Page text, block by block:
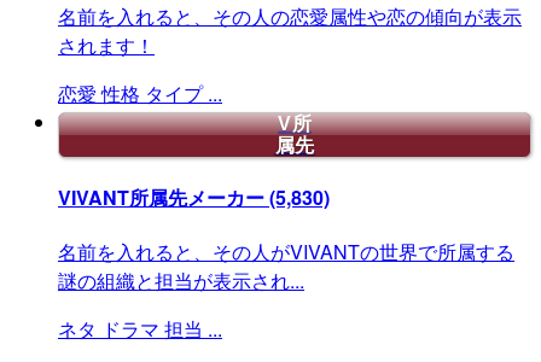
名前を入れると、その人の恋愛属性や恋の傾向が表示
されます！
恋愛 性格 タイプ ...
V所
属先
VIVANT所属先メーカー(5,830)
名前を入れると、その人がVIVANTの世界で所属する
謎の組織と担当が表示され...
ネタ ドラマ 担当 ...